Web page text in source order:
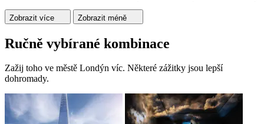
Zobrazit více Zobrazit méně
Ručně vybírané kombinace
Zažij toho ve městě Londýn víc. Některé zážitky jsou lepší
dohromady.